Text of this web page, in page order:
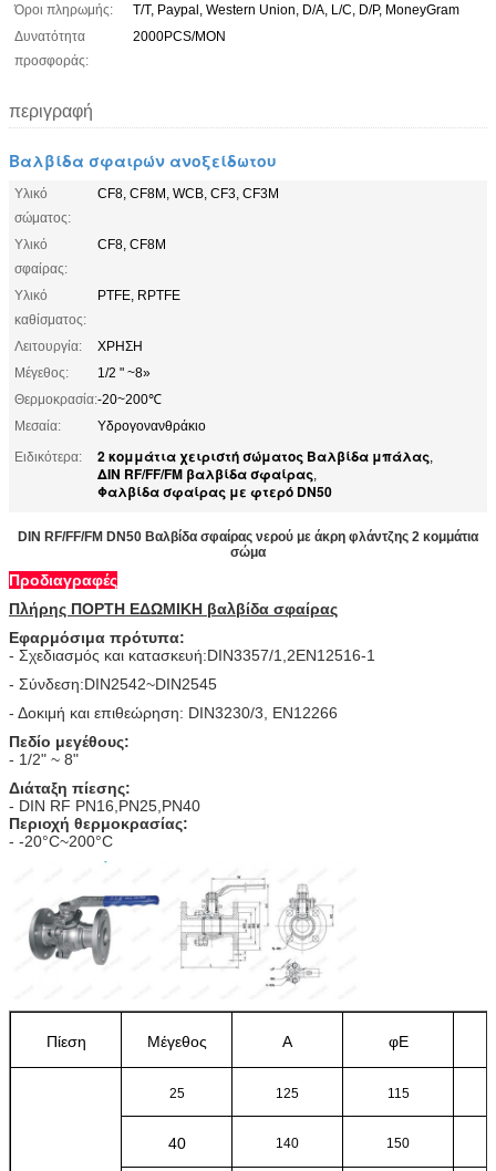
Όροι πληρωμής:
T/T, Paypal, Western Union, D/A, L/C, D/P, MoneyGram
Δυνατότητα
προσφοράς:
2000PCS/MON
περιγραφή
Βαλβίδα σφαιρών ανοξείδωτου
Υλικό
σώματος:
CF8, CF8M, WCB, CF3, CF3M
Υλικό
σφαίρας:
CF8, CF8M
Υλικό
καθίσματος:
PTFE, RPTFE
Λειτουργία:
ΧΡΗΣΗ
Μέγεθος:
1/2 " ~8»
Θερμοκρασία:-20~200℃
Μεσαία:
Υδρογονανθράκιο
Ειδικότερα:
2 κομμάτια χειριστή σώματος Βαλβίδα μπάλας,
ΔΙΝ RF/FF/FM βαλβίδα σφαίρας,
Φαλβίδα σφαίρας με φτερό DN50
DIN RF/FF/FM DN50 Βαλβίδα σφαίρας νερού με άκρη φλάντζης 2 κομμάτια
σώμα
Προδιαγραφές
Πλήρης ΠΟΡΤΗ ΕΔΩΜΙΚΗ βαλβίδα σφαίρας
Εφαρμόσιμα πρότυπα:
- Σχεδιασμός και κατασκευή:DIN3357/1,2EN12516-1
- Σύνδεση:DIN2542~DIN2545
- Δοκιμή και επιθεώρηση: DIN3230/3, EN12266
Πεδίο μεγέθους:
- 1/2" ~ 8"
Διάταξη πίεσης:
- DIN RF PN16,PN25,PN40
Περιοχή θερμοκρασίας:
- -20°C~200°C
Πίεση Μέγεθος Α φE
25 125 115
40 140 150